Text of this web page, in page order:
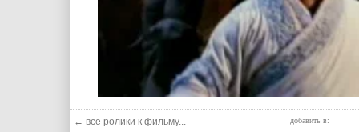
← все ролики к фильму... добавить в: